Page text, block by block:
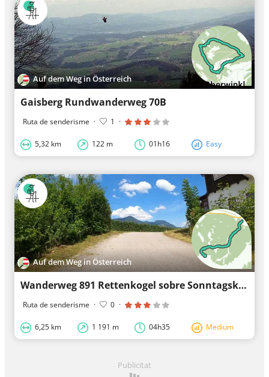
Auf dem Weg in Österreich
Gaisberg Rundwanderweg 70B
Ruta de senderisme · 1 ·
5,32 km 122 m 01h16 Easy
Auf dem Weg in Österreich
Wanderweg 891 Rettenkogel sobre Sonntagskaralm
Ruta de senderisme · 0 ·
6,25 km 1 191 m 04h35 Medium
Publicitat